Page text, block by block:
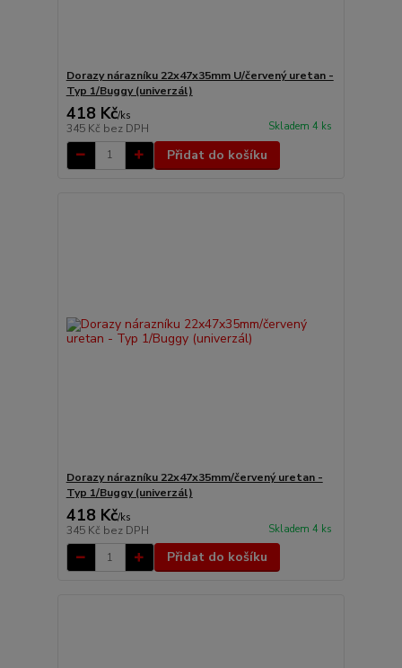
Dorazy nárazníku 22x47x35mm U/červený uretan -
Typ 1/Buggy (univerzál)
418 Kč/ks
345 Kč bez DPH Skladem 4 ks
Přidat do košíku
Dorazy nárazníku 22x47x35mm/červený uretan -
Typ 1/Buggy (univerzál)
418 Kč/ks
345 Kč bez DPH Skladem 4 ks
Přidat do košíku